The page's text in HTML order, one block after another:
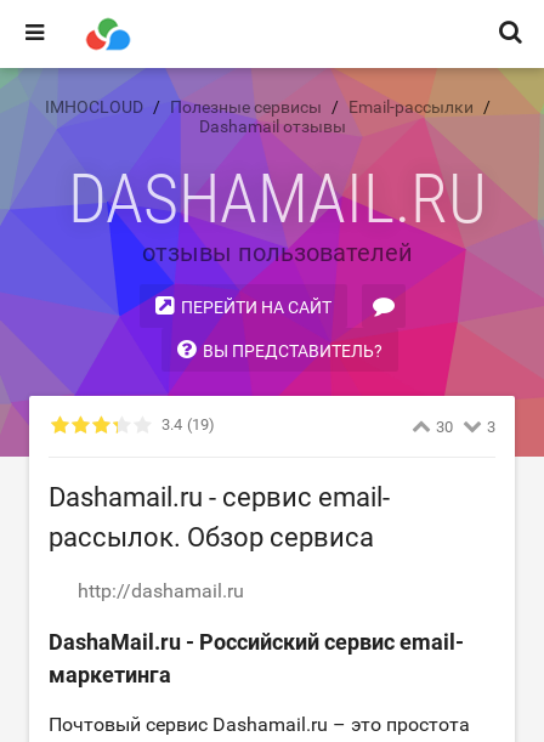
IMHOCLOUD Полезные сервисы
Email-рассылки
Dashamail отзывы
DASHAMAIL.RU
отзывы пользователей
ПЕРЕЙТИ НА САЙТ
ВЫ ПРЕДСТАВИТЕЛЬ?
3.4 (19) 30 3
Dashamail.ru - сервис email-
рассылок. Обзор сервиса
http://dashamail.ru
DashaMail.ru - Российский сервис email-
маркетинга
Почтовый сервис Dashamail.ru – это простота